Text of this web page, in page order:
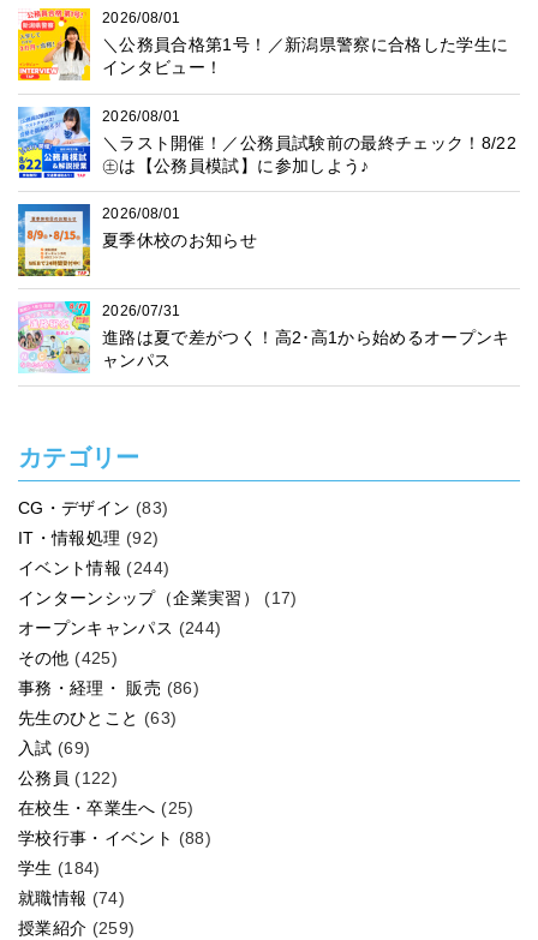
2026/08/01
＼公務員合格第1号！／新潟県警察に合格した学生に
インタビュー！
2026/08/01
＼ラスト開催！／公務員試験前の最終チェック！8/22
㊏は【公務員模試】に参加しよう♪
2026/08/01
夏季休校のお知らせ
2026/07/31
進路は夏で差がつく！高2･高1から始めるオープンキ
ャンパス
カテゴリー
CG・デザイン (83)
IT・情報処理 (92)
イベント情報 (244)
インターンシップ（企業実習）
(17)
オープンキャンパス (244)
その他 (425)
事務・経理・ 販売 (86)
先生のひとこと (63)
入試 (69)
公務員 (122)
在校生・卒業生へ (25)
学校行事・イベント (88)
学生 (184)
就職情報 (74)
授業紹介 (259)